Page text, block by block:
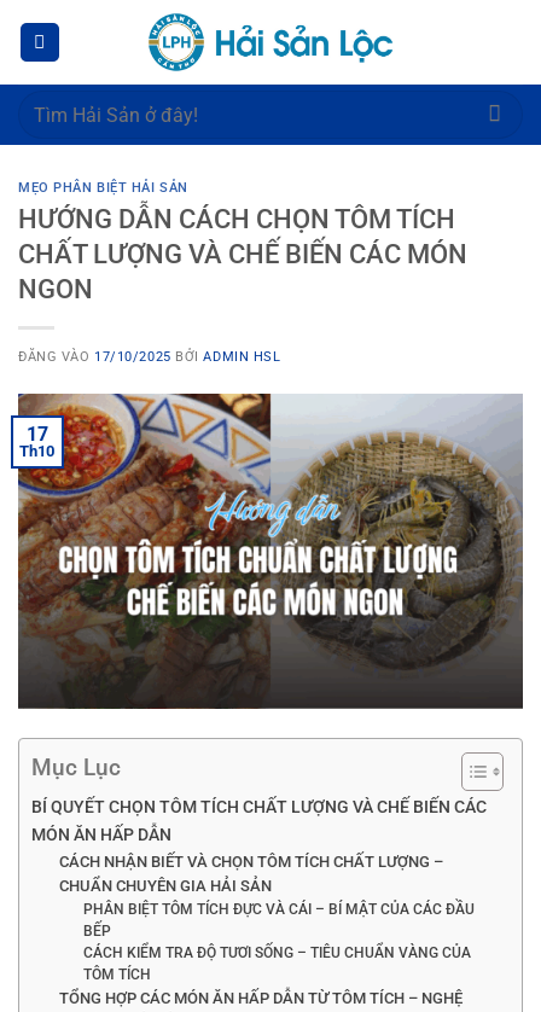
dung
Tìm
MẸO PHÂN BIỆT HẢI SẢN
HƯỚNG DẪN CÁCH CHỌN TÔM TÍCH
CHẤT LƯỢNG VÀ CHẾ BIẾN CÁC MÓN
NGON
ĐĂNG VÀO 17/10/2025 BỞIADMIN HSL
17
Th10
Mục Lục
BÍ QUYẾT CHỌN TÔM TÍCH CHẤT LƯỢNG VÀ CHẾ BIẾN CÁC
MÓN ĂN HẤP DẪN
CÁCH NHẬN BIẾT VÀ CHỌN TÔM TÍCH CHẤT LƯỢNG –
CHUẨN CHUYÊN GIA HẢI SẢN
PHÂN BIỆT TÔM TÍCH ĐỰC VÀ CÁI – BÍ MẬT CỦA CÁC ĐẦU
BẾP
CÁCH KIỂM TRA ĐỘ TƯƠI SỐNG – TIÊU CHUẨN VÀNG CỦA
TÔM TÍCH
TỔNG HỢP CÁC MÓN ĂN HẤP DẪN TỪ TÔM TÍCH – NGHỆ